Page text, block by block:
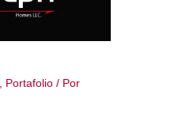
Portafolio/ Por